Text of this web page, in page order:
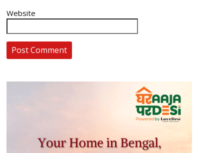
Website